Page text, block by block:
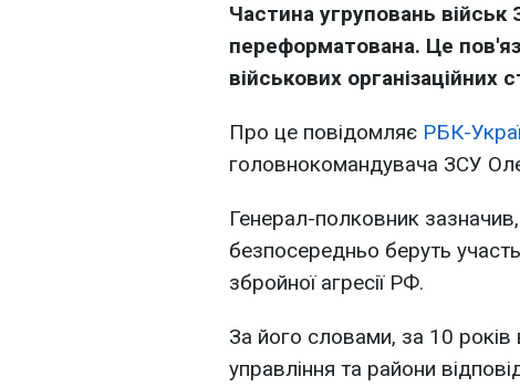
Частина угруповань військ
переформатована. Це
військових організаційних
Про це повідомляє РБК-
головнокомандувача ЗСУ
Генерал-полковник
безпосередньо беруть
збройної агресії РФ.
За його словами, за 10 років
управління та райони